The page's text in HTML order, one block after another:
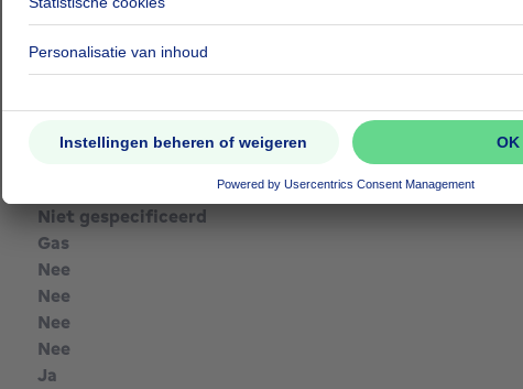
Ja
269
Niet gespecificeerd
Niet gespecificeerd
Gas
Nee
Nee
Nee
Nee
Ja